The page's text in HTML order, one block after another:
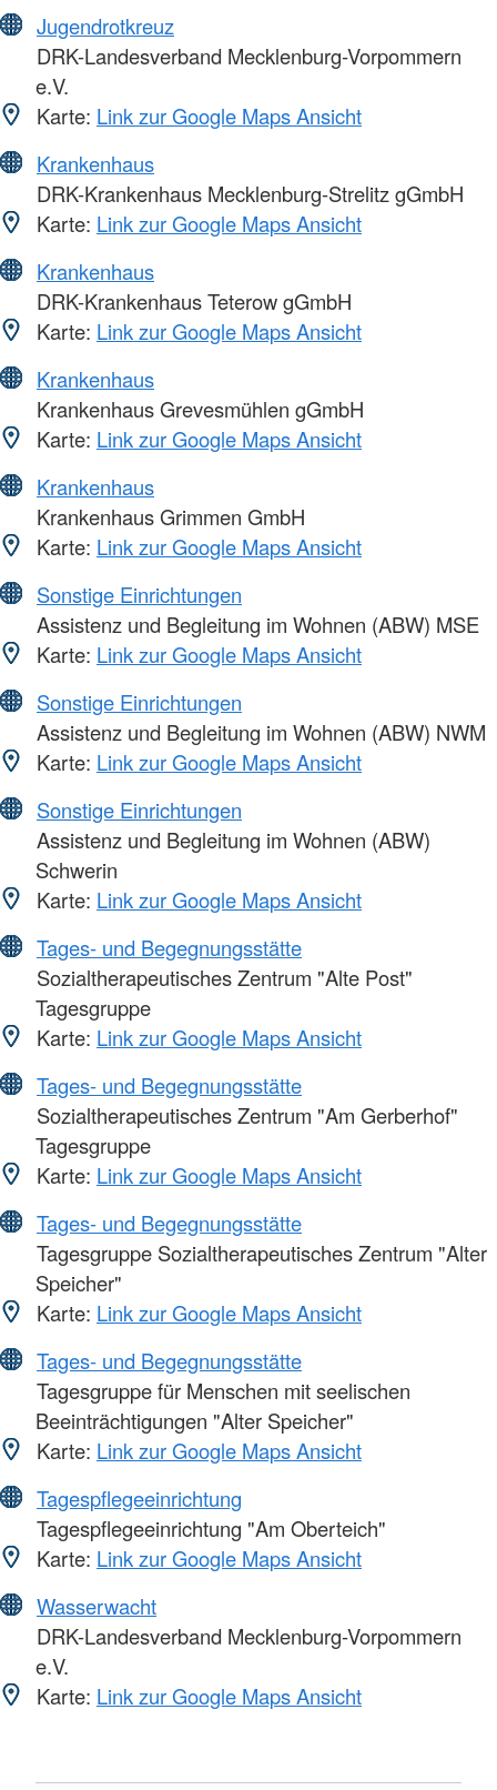
Jugendrotkreuz
DRK-Landesverband Mecklenburg-Vorpommern
e.V.
Karte: Link zur Google Maps Ansicht
Krankenhaus
DRK-Krankenhaus Mecklenburg-Strelitz gGmbH
Karte: Link zur Google Maps Ansicht
Krankenhaus
DRK-Krankenhaus Teterow gGmbH
Karte: Link zur Google Maps Ansicht
Krankenhaus
Krankenhaus Grevesmühlen gGmbH
Karte: Link zur Google Maps Ansicht
Krankenhaus
Krankenhaus Grimmen GmbH
Karte: Link zur Google Maps Ansicht
Sonstige Einrichtungen
Assistenz und Begleitung im Wohnen (ABW) MSE
Karte: Link zur Google Maps Ansicht
Sonstige Einrichtungen
Assistenz und Begleitung im Wohnen (ABW) NWM
Karte: Link zur Google Maps Ansicht
Sonstige Einrichtungen
Assistenz und Begleitung im Wohnen (ABW)
Schwerin
Karte: Link zur Google Maps Ansicht
Tages- und Begegnungsstätte
Sozialtherapeutisches Zentrum "Alte Post"
Tagesgruppe
Karte: Link zur Google Maps Ansicht
Tages- und Begegnungsstätte
Sozialtherapeutisches Zentrum "Am Gerberhof"
Tagesgruppe
Karte: Link zur Google Maps Ansicht
Tages- und Begegnungsstätte
Tagesgruppe Sozialtherapeutisches Zentrum "Alter
Speicher"
Karte: Link zur Google Maps Ansicht
Tages- und Begegnungsstätte
Tagesgruppe für Menschen mit seelischen
Beeinträchtigungen "Alter Speicher"
Karte: Link zur Google Maps Ansicht
Tagespflegeeinrichtung
Tagespflegeeinrichtung "Am Oberteich"
Karte: Link zur Google Maps Ansicht
Wasserwacht
DRK-Landesverband Mecklenburg-Vorpommern
e.V.
Karte: Link zur Google Maps Ansicht